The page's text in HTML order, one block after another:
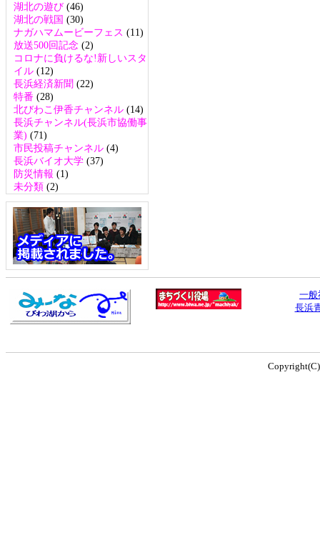
湖北の遊び (46)
湖北の戦国 (30)
ナガハマムービーフェス (11)
放送500回記念 (2)
コロナに負けるな!新しいスタ
イル (12)
長浜経済新聞 (22)
特番 (28)
北びわこ伊香チャンネル (14)
長浜チャンネル(長浜市協働事
業) (71)
市民投稿チャンネル (4)
長浜バイオ大学 (37)
防災情報 (1)
未分類 (2)
一般
長浜